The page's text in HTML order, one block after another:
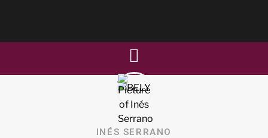
INÉS SERRANO